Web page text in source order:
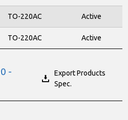
TO-220AC Active
TO-220AC Active
-
Export Products
Spec.